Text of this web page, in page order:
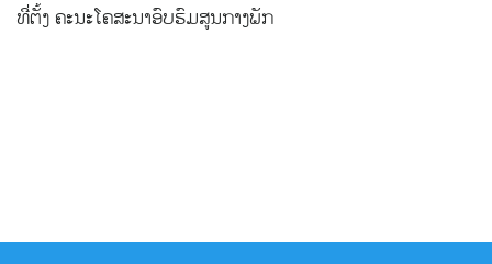
ທີ່ຕັ້ງ ຄະນະໂຄສະນາອົບຮົມສູນກາງພັກ